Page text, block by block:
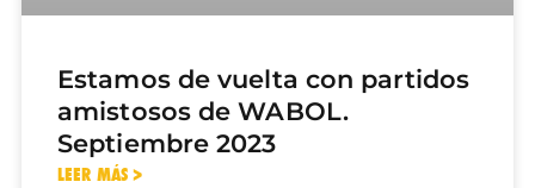
Estamos de vuelta con partidos
amistosos de WABOL.
Septiembre 2023
LEER MÁS >